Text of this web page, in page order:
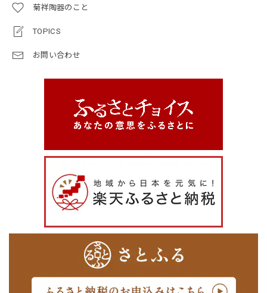
菊祥陶器のこと
TOPICS
お問い合わせ